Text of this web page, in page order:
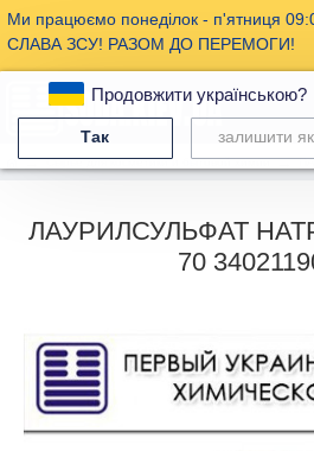
Ми працюємо понеділок - п'ятниця
СЛАВА ЗСУ! РАЗОМ ДО ПЕРЕМОГИ!
Сырье для косметики и бытовой химии
ЛАУРИЛСУЛЬФАТ
70
Продовжити українською?
Так залишити